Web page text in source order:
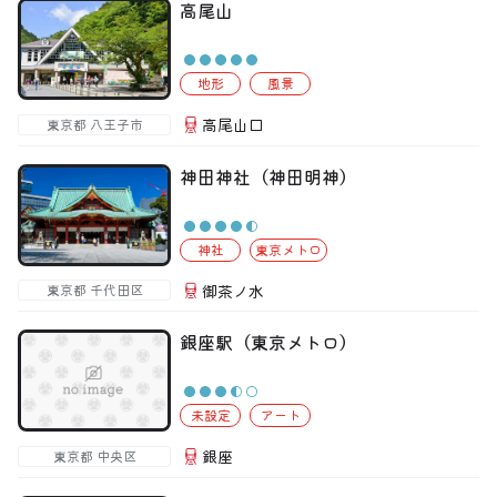
高尾山
地形 風景
東京都 八王子市 高尾山口
神田神社（神田明神）
神社 東京メトロ
東京都 千代田区 御茶ノ水
銀座駅（東京メトロ）
未設定 アート
東京都 中央区 銀座